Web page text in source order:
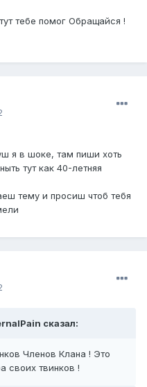
тебе помог Обращайся !
я в шоке, там пиши хоть
тут как 40-летняя
тему и просиш чтоб тебя
сказал:
Членов Клана ! Это
своих твинков !